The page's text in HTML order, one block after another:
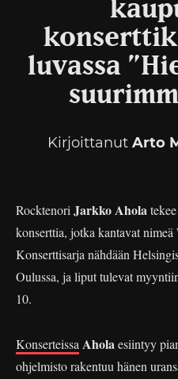
luvassa
Kirjoittanut Arto
Rocktenori Jarkko Ahola
konserttia, jotka kantavat
Konserttisarja nähdään
Oulussa, ja liput tulevat
10.
Konserteissa Aholaesiintyy
ohjelmisto rakentuu hänen